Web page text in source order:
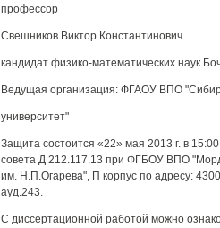
профессор
Свешников Виктор Константинович
кандидат физико-математических наук
Ведущая организация: ФГАОУ ВПО
университет"
Защита состоится «22» мая 2013 г. в
совета Д 212.117.13 при ФГБОУ ВПО
им. Н.П.Огарева", П корпус по адресу:
ауд.243.
С диссертационной работой можно